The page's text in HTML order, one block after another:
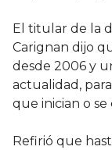
El titular de la
Carignan dijo
desde 2006 y
actualidad,
que inician o se
Refirió que